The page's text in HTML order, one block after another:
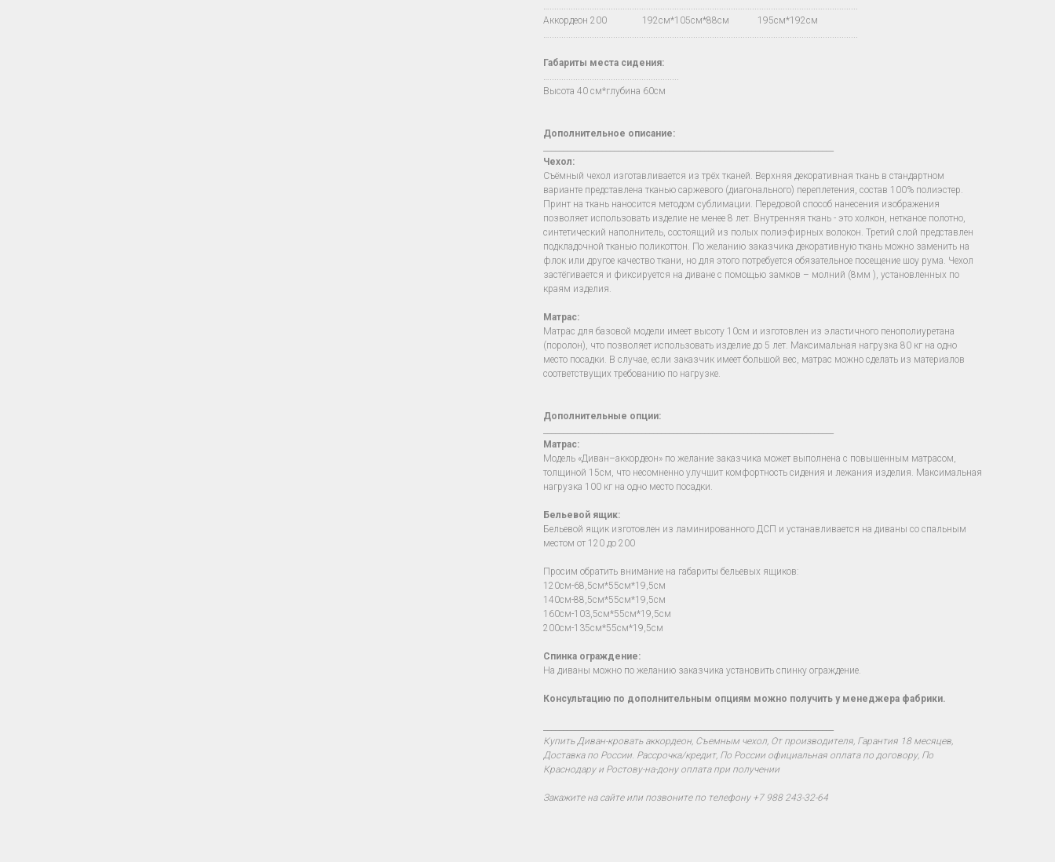
…...................................................................................................................................
Аккордеон 200 192см*105см*88см 195см*192см
…...................................................................................................................................
Габариты места сидения:
….......................................................
Высота 40 см*глубина 60см
Дополнительное описание:
Чехол:
Съёмный чехол изготавливается из трёх тканей. Верхняя декоративная ткань в стандартном
варианте представлена тканью саржевого (диагонального) переплетения, состав 100% полиэстер.
Принт на ткань наносится методом сублимации. Передовой способ нанесения изображения
позволяет использовать изделие не менее 8 лет. Внутренняя ткань - это холкон, нетканое полотно,
синтетический наполнитель, состоящий из полых полиэфирных волокон. Третий слой представлен
подкладочной тканью поликоттон. По желанию заказчика декоративную ткань можно заменить на
флок или другое качество ткани, но для этого потребуется обязательное посещение шоу рума. Чехол
застёгивается и фиксируется на диване с помощью замков – молний (8мм ), установленных по
краям изделия.
Матрас:
Матрас для базовой модели имеет высоту 10см и изготовлен из эластичного пенополиуретана
(поролон), что позволяет использовать изделие до 5 лет. Максимальная нагрузка 80 кг на одно
место посадки. В случае, если заказчик имеет большой вес, матрас можно сделать из материалов
соответствущих требованию по нагрузке.
Дополнительные опции:
Матрас:
Модель «Диван–аккордеон» по желание заказчика может выполнена с повышенным матрасом,
толщиной 15см, что несомненно улучшит комфортность сидения и лежания изделия. Максимальная
нагрузка 100 кг на одно место посадки.
Бельевой ящик:
Бельевой ящик изготовлен из ламинированного ДСП и устанавливается на диваны со спальным
местом от 120 до 200
Просим обратить внимание на габариты бельевых ящиков:
120см-68,5см*55см*19,5см
140см-88,5см*55см*19,5см
160см-103,5см*55см*19,5см
200см-135см*55см*19,5см
Спинка ограждение:
На диваны можно по желанию заказчика установить спинку ограждение.
Консультацию по дополнительным опциям можно получить у менеджера фабрики.
Купить Диван-кровать аккордеон, Съемным чехол, От производителя, Гарантия 18 месяцев,
Доставка по России. Рассрочка/кредит, По России официальная оплата по договору, По
Краснодару и Ростову-на-дону оплата при получении
Закажите на сайте или позвоните по телефону +7 988 243-32-64